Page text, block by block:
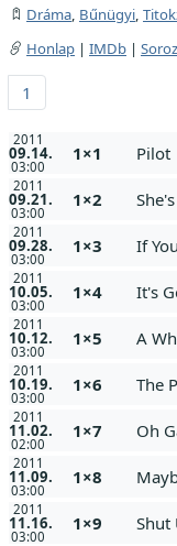
Dráma, Bűnügyi,
Honlap | IMDb |
1
2011
09.14.
03:00
1×1 Pilot
2011
09.21.
03:00
1×2
2011
09.28.
03:00
1×3 If
2011
10.05.
03:00
1×4 It's
2011
10.12.
03:00
1×5 A
2011
10.19.
03:00
1×6 The
2011
11.02.
02:00
1×7 Oh
2011
11.09.
03:00
1×8
2011
11.16.
03:00
1×9 Shut